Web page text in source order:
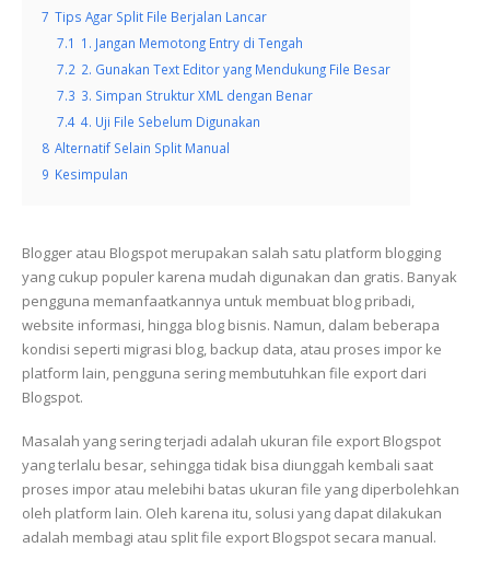
7 Tips Agar Split File Berjalan Lancar
7.1 1. Jangan Memotong Entry di Tengah
7.2 2. Gunakan Text Editor yang Mendukung File Besar
7.3 3. Simpan Struktur XML dengan Benar
7.4 4. Uji File Sebelum Digunakan
8 Alternatif Selain Split Manual
9 Kesimpulan
Blogger atau Blogspot merupakan salah satu platform blogging
yang cukup populer karena mudah digunakan dan gratis. Banyak
pengguna memanfaatkannya untuk membuat blog pribadi,
website informasi, hingga blog bisnis. Namun, dalam beberapa
kondisi seperti migrasi blog, backup data, atau proses impor ke
platform lain, pengguna sering membutuhkan file export dari
Blogspot.
Masalah yang sering terjadi adalah ukuran file export Blogspot
yang terlalu besar, sehingga tidak bisa diunggah kembali saat
proses impor atau melebihi batas ukuran file yang diperbolehkan
oleh platform lain. Oleh karena itu, solusi yang dapat dilakukan
adalah membagi atau split file export Blogspot secara manual.